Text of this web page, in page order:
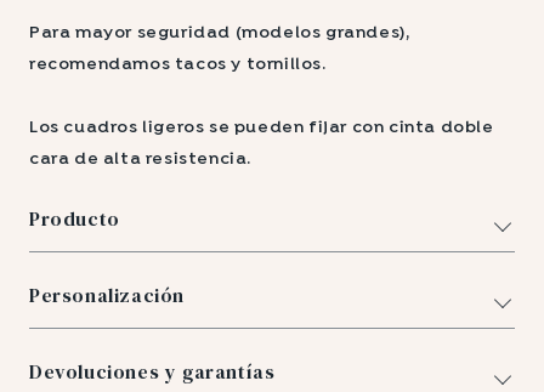
Para mayor seguridad (modelos grandes),
recomendamos tacos y tornillos.
Los cuadros ligeros se pueden fijar con cinta doble
cara de alta resistencia.
Producto
Personalización
Devoluciones y garantías